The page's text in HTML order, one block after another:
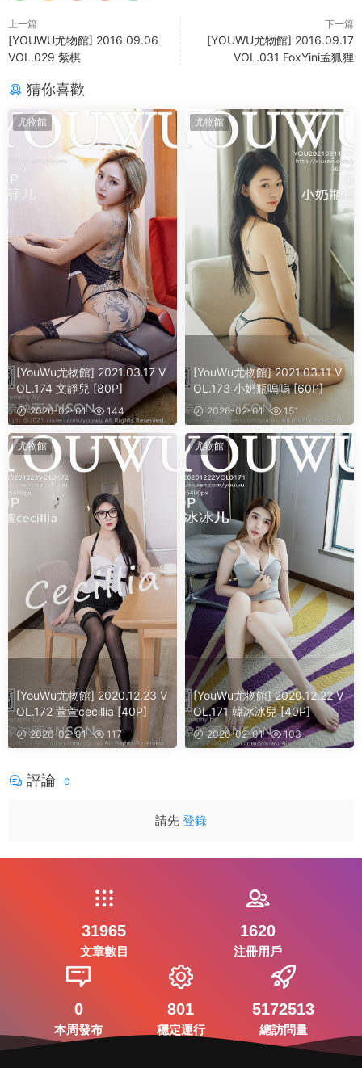
上一篇
[YOUWU尤物館] 2016.09.06
VOL.029 紫棋
下一篇
[YOUWU尤物館] 2016.09.17
VOL.031 FoxYini孟狐狸
猜你喜歡
尤物館
[YouWu尤物館] 2021.03.17 V
OL.174 文靜兒 [80P]
2026-02-01 144
尤物館
[YouWu尤物館] 2021.03.11 V
OL.173 小奶瓶嗚嗚 [60P]
2026-02-01 151
尤物館
[YouWu尤物館] 2020.12.23 V
OL.172 萱萱cecillia [40P]
2026-02-01 117
尤物館
[YouWu尤物館] 2020.12.22 V
OL.171 韓冰冰兒 [40P]
2026-02-01 103
評論 0
請先 登錄
31965
文章數目
1620
注冊用戶
0
本周發布
801
穩定運行
5172513
總訪問量